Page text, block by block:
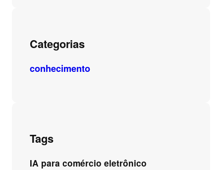
Categorias
conhecimento
Tags
IA para comércio eletrônico